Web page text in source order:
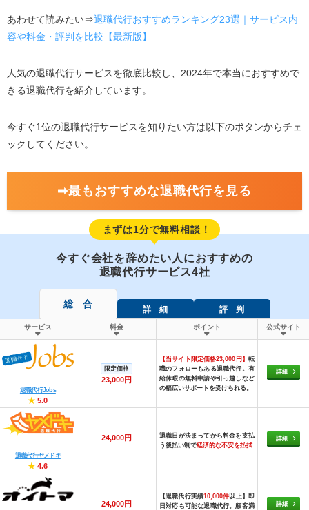
あわせて読みたい⇒退職代行おすすめランキング23選｜サービス内
容や料金・評判を比較【最新版】
人気の退職代行サービスを徹底比較し、2024年で本当におすすめで
きる退職代行を紹介しています。
今すぐ1位の退職代行サービスを知りたい方は以下のボタンからチェ
ックしてください。
➡最もおすすめな退職代行を見る
まずは1分で無料相談！
今すぐ会社を辞めたい人におすすめの
退職代行サービス4社
総 合 詳 細 評 判
サービス 料金 ポイント 公式サイト
退職代行Jobs
★ 5.0
限定価格
23,000円
【当サイト限定価格23,000円】 転
職のフォローもある退職代行。有
給休暇の無料申請や引っ越しなど
の幅広いサポートを受けられる。
詳細
退職代行ヤメドキ
★ 4.6
24,000円
退職日が決まってから料金を支払
う後払い制で経済的な不安を払拭
詳細
24,000円
【退職代行実績10,000件以上】即
日対応も可能な退職代行。顧客満
詳細